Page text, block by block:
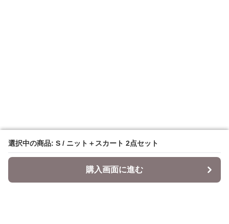
選択中の商品: S / ニット＋スカート 2点セット
購入画面に進む
選択中の商品: S / ニット＋スカート 2点セット
購入画面に進む